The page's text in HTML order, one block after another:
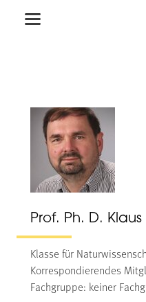
Prof. Ph. D.
Klasse für
Korrespondierendes
Fachgruppe: keiner